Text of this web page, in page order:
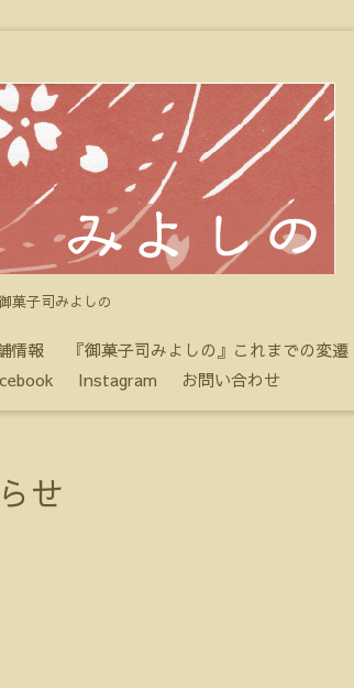
菓子司みよしの
情報 『御菓子司みよしの』これまでの変遷
Instagram お問い合わせ
せ